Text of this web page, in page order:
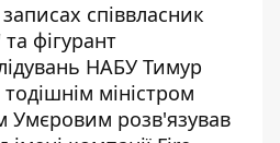
співвласник
та фігурант
НАБУ Тимур
міністром
Умєровим розв'язував